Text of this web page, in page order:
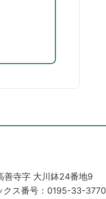
善寺字 大川鉢24番地9
クス番号：0195-33-3770